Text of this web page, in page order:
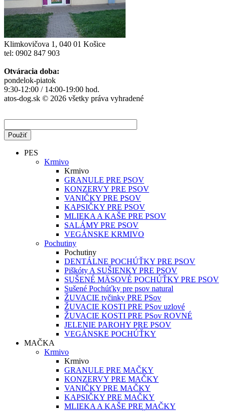
Klimkovičova 1, 040 01 Košice
tel: 0902 847 903
Otváracia doba:
pondelok-piatok
9:30-12:00 / 14:00-19:00 hod.
atos-dog.sk © 2026 všetky práva vyhradené
PES
Krmivo
Krmivo
GRANULE PRE PSOV
KONZERVY PRE PSOV
VANIČKY PRE PSOV
KAPSIČKY PRE PSOV
MLIEKA A KAŠE PRE PSOV
SALÁMY PRE PSOV
VEGÁNSKE KRMIVO
Pochutiny
Pochutiny
DENTÁLNE POCHÚŤKY PRE PSOV
Piškóty A SUŠIENKY PRE PSOV
SUŠENÉ MÄSOVÉ POCHÚŤKY PRE PSOV
Sušené Pochúťky pre psov natural
ŽUVACIE tyčinky PRE PSov
ŽUVACIE KOSTI PRE PSov uzlové
ŽUVACIE KOSTI PRE PSov ROVNÉ
JELENIE PAROHY PRE PSOV
VEGÁNSKE POCHÚŤKY
MAČKA
Krmivo
Krmivo
GRANULE PRE MAČKY
KONZERVY PRE MAČKY
VANIČKY PRE MAČKY
KAPSIČKY PRE MAČKY
MLIEKA A KAŠE PRE MAČKY